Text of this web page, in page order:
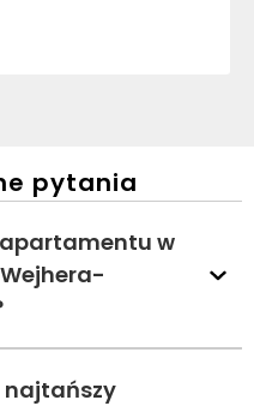
pytania
w
najtańszy